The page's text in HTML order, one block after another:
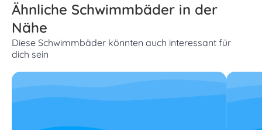
Ähnliche Schwimmbäder in der
Nähe
Diese Schwimmbäder könnten auch interessant für
dich sein